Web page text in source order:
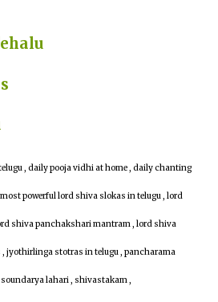
, daily pooja vidhi at home , daily chanting
powerful lord shiva slokas in telugu , lord
shiva panchakshari mantram , lord shiva
jyothirlinga stotras in telugu , pancharama
lahari , shivastakam ,